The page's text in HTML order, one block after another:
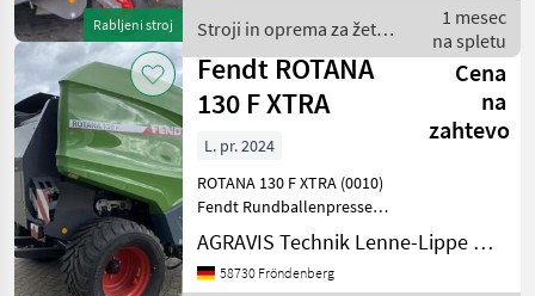
Rabljeni stroj
(0050) Q-Z001 COC - Zerti
Stroji in oprema za žetev
in spravilo / Fendt
1 mesec
na spletu
Fendt ROTANA
130 F XTRA
Cena
na
zahtevo
L. pr. 2024
ROTANA 130 F XTRA (0010)
Fendt Rundballenpresse
(0020) Q-V016
Basismaschine 130 F Xtra
(0030) Q-MY24 Modelljahr
AGRAVIS Technik Lenne-Lippe GmbH
58730 Fröndenberg